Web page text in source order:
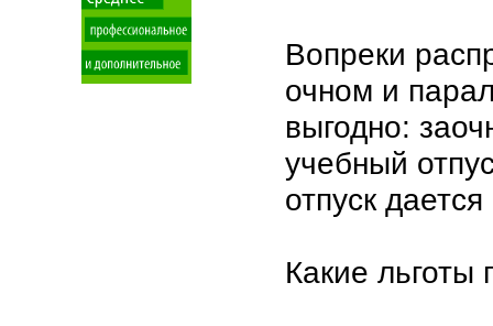
Вопреки
очном и
выгодно:
учебный
отпуск
Какие